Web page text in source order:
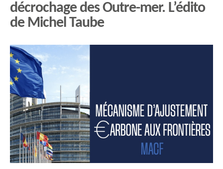
décrochage des Outre-mer. L’édito
de Michel Taube